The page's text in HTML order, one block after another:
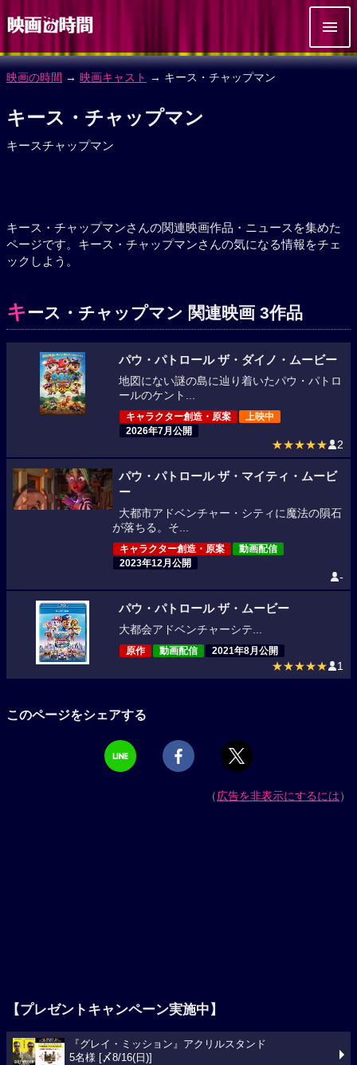
映画の時間 → 映画キャスト → キース・チャップマン
キース・チャップマン
キースチャップマン
キース・チャップマンさんの関連映画作品・ニュースを集めた
ページです。キース・チャップマンさんの気になる情報をチェ
ックしよう。
キース・チャップマン 関連映画 3作品
パウ・パトロール ザ・ダイノ・ムービー
地図にない謎の島に辿り着いたパウ・パトロ
ールのケント...
キャラクター創造・原案
上映中
2026年7月公開
★★★★★ 2
パウ・パトロール ザ・マイティ・ムービ
ー
大都市アドベンチャー・シティに魔法の隕石
が落ちる。そ...
キャラクター創造・原案
動画配信
2023年12月公開
-
パウ・パトロール ザ・ムービー
大都会アドベンチャーシテ...
原作 動画配信 2021年8月公開
★★★★★ 1
このページをシェアする
（広告を非表示にするには）
【プレゼントキャンペーン実施中】
『グレイ・ミッション』アクリルスタンド
5名様 [〆8/16(日)]